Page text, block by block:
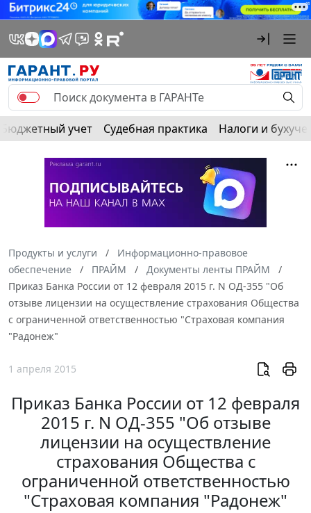
Бюджетный учет Судебная практика Налоги и
Продукты и услуги
Информационно-правовое
обеспечение
ПРАЙМ
Документы ленты ПРАЙМ
Приказ Банка России от 12 февраля 2015 г. N ОД-355 "Об
отзыве лицензии на осуществление страхования Общества
с ограниченной ответственностью "Страховая компания
"Радонеж"
1 апреля 2015
Приказ Банка России от 12 февраля
2015 г. N ОД-355 "Об отзыве
лицензии на осуществление
страхования Общества с
ограниченной ответственностью
"Страховая компания "Радонеж"